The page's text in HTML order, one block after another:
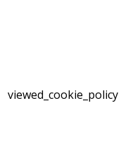
viewed_cookie_policy